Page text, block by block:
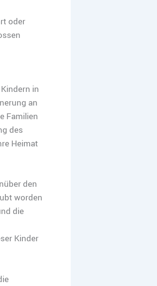
oder
in
an
Familien
des
Heimat
den
worden
die
Kinder